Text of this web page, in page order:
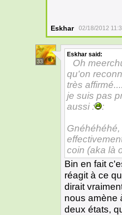
Eskhar 02/18/2012
33
Eskhar said:
Oh
qu'on
très
je suis pas
aussi :
:
coin (aka là
Bin en fait
réagit à ce
dirait
nous amène
deux états,